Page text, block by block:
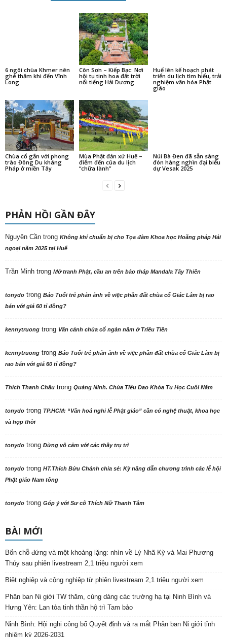
6 ngôi chùa Khmer nên
ghé thăm khi đến Vĩnh
Long
Côn Sơn – Kiếp Bạc: Nơi
hội tụ tinh hoa đất trời
nổi tiếng Hải Dương
Huế lên kế hoạch phát
triển du lịch tìm hiểu, trải
nghiệm văn hóa Phật
giáo
Chùa cổ gắn với phong
trào Đông Du kháng
Pháp ở miền Tây
Mùa Phật đản xứ Huế –
điểm đến của du lịch
“chữa lành”
Núi Bà Đen đã sẵn sàng
đón hàng nghìn đại biểu
dự Vesak 2025
PHẢN HỒI GẦN ĐÂY
Nguyên Cần trong Không khí chuẩn bị cho Tọa đàm Khoa học Hoằng pháp Hải
ngoại năm 2025 tại Huế
Trần Minh trong Mở tranh Phật, cầu an trên bảo tháp Mandala Tây Thiên
tonydo trong Báo Tuổi trẻ phản ảnh về việc phần đất chùa cổ Giác Lâm bị rao
bán với giá 60 tỉ đồng?
kennytruong trong Vãn cảnh chùa cổ ngàn năm ở Triều Tiên
kennytruong trong Báo Tuổi trẻ phản ảnh về việc phần đất chùa cổ Giác Lâm bị
rao bán với giá 60 tỉ đồng?
Thích Thanh Châu trong Quảng Ninh. Chùa Tiêu Dao Khóa Tu Học Cuối Năm
tonydo trong TP.HCM: “Văn hoá nghi lễ Phật giáo” cần có nghệ thuật, khoa học
và hợp thời
tonydo trong Đừng vô cảm với các thầy trụ trì
tonydo trong HT.Thích Bửu Chánh chia sẻ: Kỹ năng dẫn chương trình các lễ hội
Phật giáo Nam tông
tonydo trong Góp ý với Sư cô Thích Nữ Thanh Tâm
BÀI MỚI
Bốn chỗ đứng và một khoảng lặng: nhìn về Lý Nhã Kỳ và Mai Phương
Thúy sau phiên livestream 2,1 triệu người xem
Biệt nghiệp và cộng nghiệp từ phiên livestream 2,1 triệu người xem
Phân ban Ni giới TW thăm, cúng dàng các trường hạ tại Ninh Bình và
Hưng Yên: Lan tỏa tinh thần hộ trì Tam bảo
Ninh Bình: Hội nghị công bố Quyết định và ra mắt Phân ban Ni giới tỉnh
nhiệm kỳ 2026-2031